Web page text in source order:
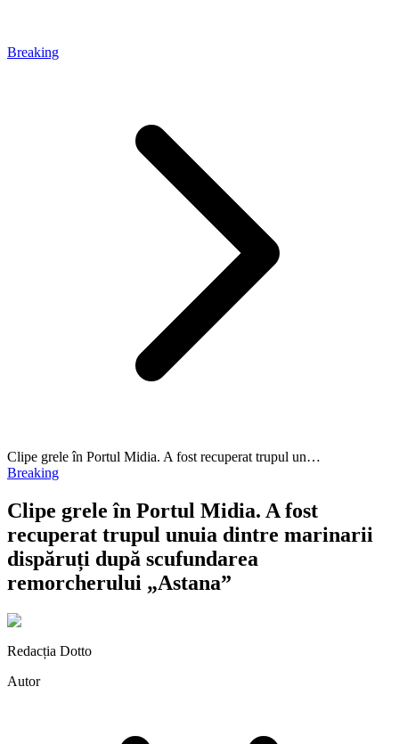
Breaking
Clipe grele în Portul Midia. A fost recuperat trupul un…
Breaking
Clipe grele în Portul Midia. A fost
recuperat trupul unuia dintre marinarii
dispăruți după scufundarea
remorcherului „Astana”
Redacția Dotto
Autor